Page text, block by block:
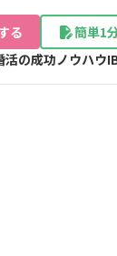
る
簡単1
活の成功ノウハウ